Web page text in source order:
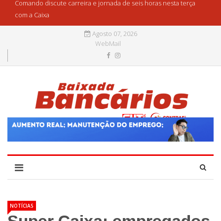
Comando discute carreira e jornada de seis horas nesta terça
com a Caixa
Agosto 07, 2026
WebMail
NOTÍCIAS